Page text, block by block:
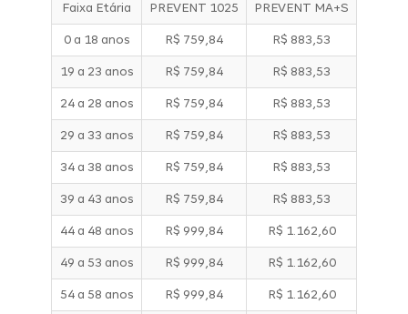
Faixa Etária PREVENT 1025 PREVENT MA+S
0 a 18 anos R$ 759,84 R$ 883,53
19 a 23 anos R$ 759,84 R$ 883,53
24 a 28 anos R$ 759,84 R$ 883,53
29 a 33 anos R$ 759,84 R$ 883,53
34 a 38 anos R$ 759,84 R$ 883,53
39 a 43 anos R$ 759,84 R$ 883,53
44 a 48 anos R$ 999,84 R$ 1.162,60
49 a 53 anos R$ 999,84 R$ 1.162,60
54 a 58 anos R$ 999,84 R$ 1.162,60